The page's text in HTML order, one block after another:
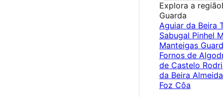
Explora a região
Guarda
Aguiar da Beira
Sabugal Pinhel
Manteigas
Fornos de
de Castelo
da Beira
Foz Côa